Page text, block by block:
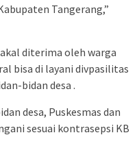
Tangerang,”
diterima oleh warga
bisa di layani divpasilitas
bidan desa .
desa, Puskesmas dan
sesuai kontrasepsi KB